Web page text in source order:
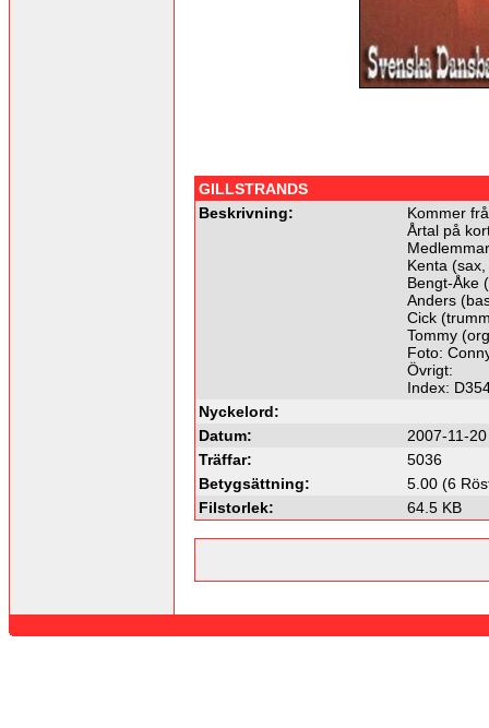
GILLSTRANDS
Beskrivning:
Kommer
Årtal på
Kenta
Bengt-Åke
Anders
Cick
Tommy
Foto:
Övrigt:
Index:
Nyckelord:
Datum:
2007-11-
Träffar:
5036
Betygsättning:
5.00 (6
Filstorlek:
64.5 KB